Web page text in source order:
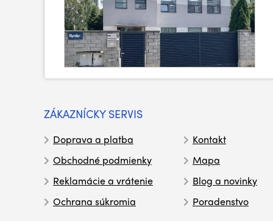
ZÁKAZNÍCKY SERVIS
Doprava a platba
Obchodné podmienky
Reklamácie a vrátenie
Ochrana súkromia
Kontakt
Mapa
Blog a novinky
Poradenstvo